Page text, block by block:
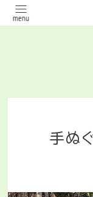
手ぬ